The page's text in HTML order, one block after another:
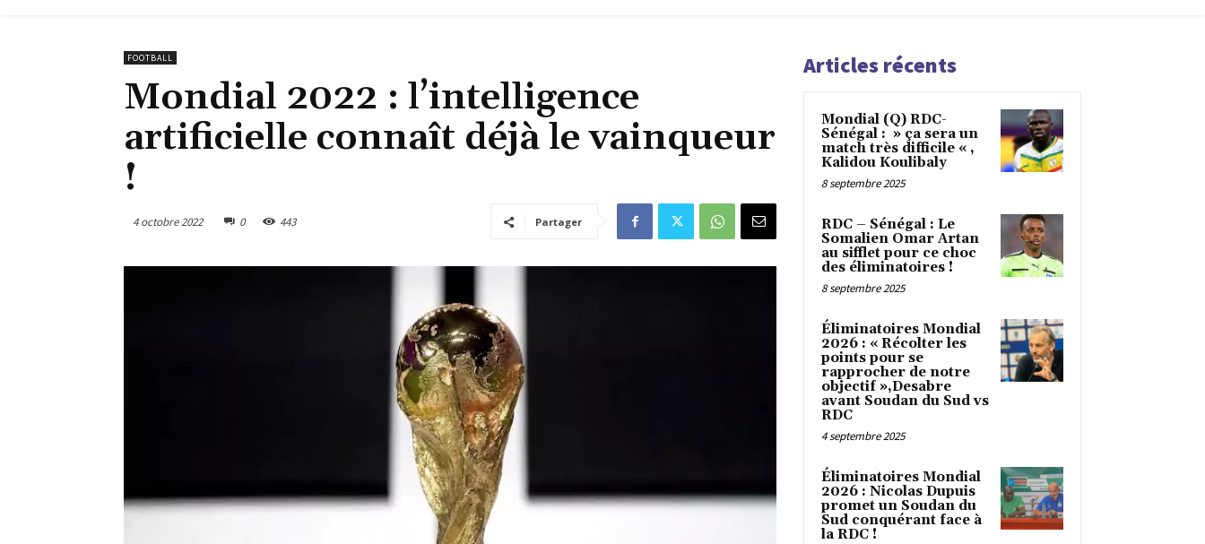
FOOTBALL
Mondial 2022 : l’intelligence
artificielle connaît déjà le vainqueur
!
4 octobre 2022 0 443 Partager
Articles récents
Mondial (Q) RDC-
Sénégal : » ça sera un
match très difficile « ,
Kalidou Koulibaly
8 septembre 2025
RDC – Sénégal : Le
Somalien Omar Artan
au sifflet pour ce choc
des éliminatoires !
8 septembre 2025
Éliminatoires Mondial
2026 : « Récolter les
points pour se
rapprocher de notre
objectif »,Desabre
avant Soudan du Sud vs
RDC
4 septembre 2025
Éliminatoires Mondial
2026 : Nicolas Dupuis
promet un Soudan du
Sud conquérant face à
la RDC !